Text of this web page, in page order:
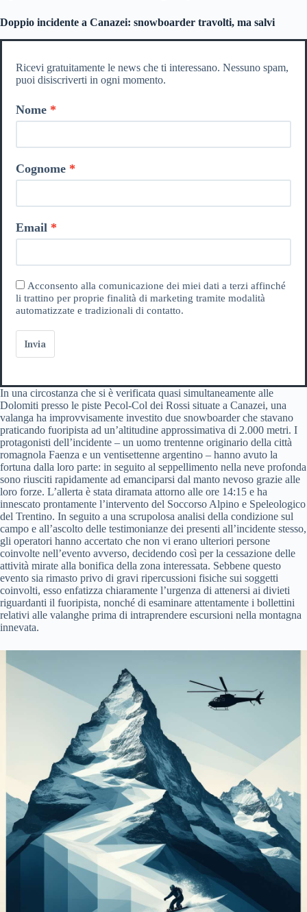
Doppio incidente a Canazei: snowboarder travolti, ma salvi
Ricevi gratuitamente le news che ti interessano. Nessuno spam,
puoi disiscriverti in ogni momento.
Nome
Cognome
Email
Acconsento alla comunicazione dei miei dati a terzi affinché
li trattino per proprie finalità di marketing tramite modalità
automatizzate e tradizionali di contatto.
Invia
In una circostanza che si è verificata quasi simultaneamente alle
Dolomiti presso le piste Pecol-Col dei Rossi situate a Canazei, una
valanga ha improvvisamente investito due snowboarder che stavano
praticando fuoripista ad un’altitudine approssimativa di 2.000 metri. I
protagonisti dell’incidente – un uomo trentenne originario della città
romagnola Faenza e un ventisettenne argentino – hanno avuto la
fortuna dalla loro parte: in seguito al seppellimento nella neve profonda
sono riusciti rapidamente ad emanciparsi dal manto nevoso grazie alle
loro forze. L’allerta è stata diramata attorno alle ore 14:15 e ha
innescato prontamente l’intervento del Soccorso Alpino e Speleologico
del Trentino. In seguito a una scrupolosa analisi della condizione sul
campo e all’ascolto delle testimonianze dei presenti all’incidente stesso,
gli operatori hanno accertato che non vi erano ulteriori persone
coinvolte nell’evento avverso, decidendo così per la cessazione delle
attività mirate alla bonifica della zona interessata. Sebbene questo
evento sia rimasto privo di gravi ripercussioni fisiche sui soggetti
coinvolti, esso enfatizza chiaramente l’urgenza di attenersi ai divieti
riguardanti il fuoripista, nonché di esaminare attentamente i bollettini
relativi alle valanghe prima di intraprendere escursioni nella montagna
innevata.